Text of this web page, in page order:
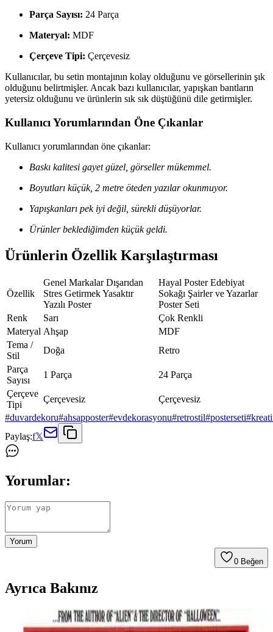
Parça Sayısı: 24 Parça
Materyal: MDF
Çerçeve Tipi: Çerçevesiz
Kullanıcılar, bu setin montajının kolay olduğunu ve görsellerinin şık
olduğunu belirtmişler. Ancak bazı kullanıcılar, yapışkan bantların
yetersiz olduğunu ve ürünlerin sık sık düştüğünü dile getirmişler.
Kullanıcı Yorumlarından Öne Çıkanlar
Kullanıcı yorumlarından öne çıkanlar:
Baskı kalitesi gayet güzel, görseller mükemmel.
Boyutları küçük, 2 metre öteden yazılar okunmuyor.
Yapışkanları pek iyi değil, sürekli düşüyorlar.
Ürünler beklediğimden küçük geldi.
Ürünlerin Özellik Karşılaştırması
Özellik
Genel Markalar Dışarıdan
Stres Getirmek Yasaktır
Yazılı Poster
Hayal Poster Edebiyat
Sokağı Şairler ve Yazarlar
Poster Seti
Renk
Sarı
Çok Renkli
Materyal Ahşap
MDF
Tema /
Stil
Doğa
Retro
Parça
Sayısı
1 Parça
24 Parça
Çerçeve
Tipi
Çerçevesiz
Çerçevesiz
#duvardekoru#ahsapposter#evdekorasyonu#retrostil#posterseti#
Paylaş:f𝕏
Yorumlar:
Yorum
0 Beğen
Ayrıca Bakınız
Retro Ahşap Poster Karşılaştırması: Dışarıdan Stres